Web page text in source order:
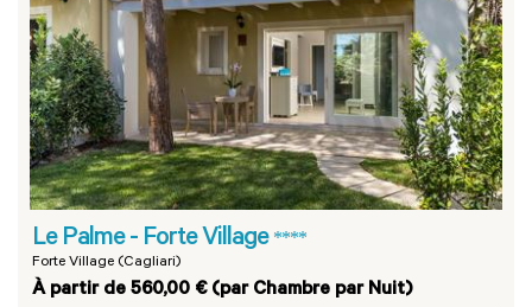
Le Palme - Forte Village ****
Forte Village (Cagliari)
À partir de 560,00 € (par Chambre par Nuit)